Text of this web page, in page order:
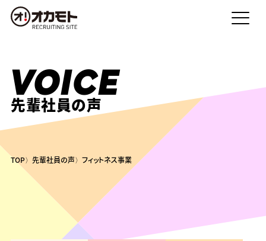
VOICE
先輩社員の声
TOP 先輩社員の声 フィットネス事業